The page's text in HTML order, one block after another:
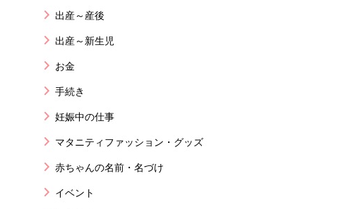
出産～産後
出産～新生児
お金
手続き
妊娠中の仕事
マタニティファッション・グッズ
赤ちゃんの名前・名づけ
イベント